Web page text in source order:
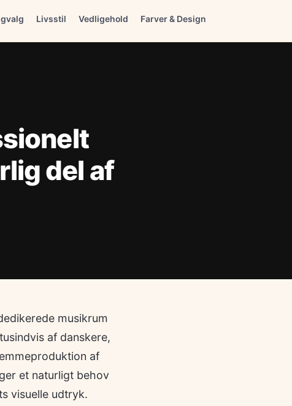
Livsstil Vedligehold Farver & Design
del af
musikrum
af danskere,
af
et naturligt behov
visuelle udtryk.